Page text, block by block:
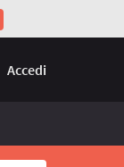
language
Accedi